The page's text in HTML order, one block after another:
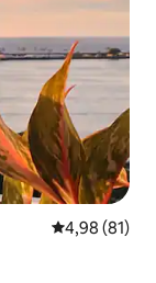
Vidutinis
4,98 (81)